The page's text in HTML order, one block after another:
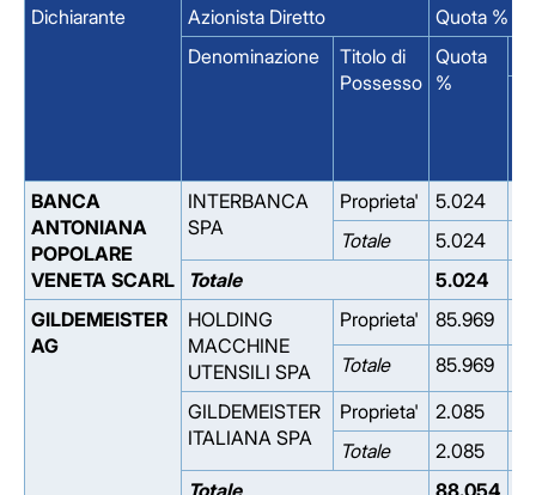
Dichiarante Azionista Diretto
Quota %
Denominazione
Titolo di
Possesso
Quota
%
BANCA
ANTONIANA
POPOLARE
VENETA SCARL
INTERBANCA
SPA
Proprieta' 5.024
Totale
5.024
Totale
5.024
GILDEMEISTER
AG
HOLDING
MACCHINE
UTENSILI SPA
Proprieta' 85.969
Totale
85.969
GILDEMEISTER
ITALIANA SPA
Proprieta' 2.085
Totale
2.085
Totale
88.054